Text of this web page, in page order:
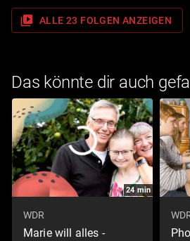
video_library ALLE 23 FOLGEN ANZEIGEN
Das könnte dir auch
24min
WDR
Marie will alles -